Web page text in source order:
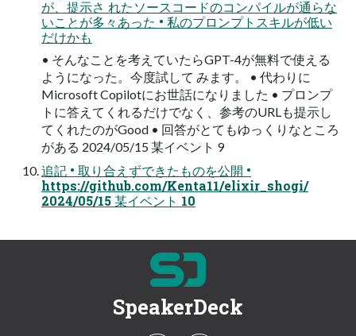
が、提示さ れたソースコードのコンパイルが通らな
いことが多々あった • 私のプロンプトスキルが低い
だけかも
• そんなことを考えていたらGPT-4が無料で使える
ようになった。今度試して みます。 • 代わりに
Microsoft Copilotにお世話になりました • プロンプ
トに答えてくれるだけでなく、参考のURLも提示し
てくれたのがGood • 回答がとてもゆっくりなところ
がある 2024/05/15 某イベント 9
追記 • 取り合えずできたものを公開 •
https://github.com/Kenta11/elixir_shogi/
2024/05/15 某イベント 10
SpeakerDeck